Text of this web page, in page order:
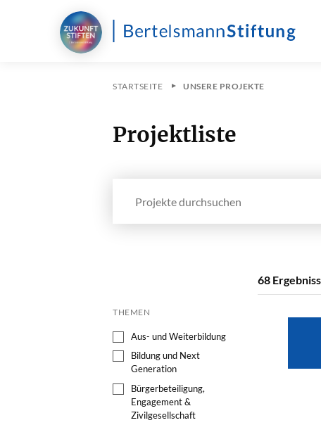
STARTSEITE UNSERE PROJEKTE
Projektliste
THEMEN
Aus- und Weiterbildung
Bildung und Next
Generation
Bürgerbeteiligung,
Engagement &
Zivilgesellschaft
68